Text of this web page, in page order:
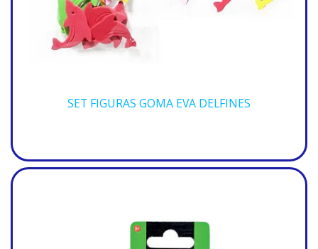
SET FIGURAS GOMA EVA DELFINES